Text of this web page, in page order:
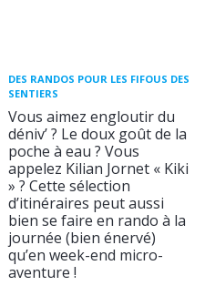
DES RANDOS POUR LES FIFOUS DES
SENTIERS
Vous aimez engloutir du
déniv’ ? Le doux goût de la
poche à eau ? Vous
appelez Kilian Jornet « Kiki
» ? Cette sélection
d’itinéraires peut aussi
bien se faire en rando à la
journée (bien énervé)
qu’en week-end micro-
aventure !